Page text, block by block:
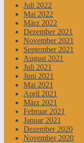
Juli 2022
Mai 2022
März 2022
Dezember 2021
November 2021
September 2021
August 2021
Juli 2021
Juni 2021
Mai 2021
April 2021
März 2021
Februar 2021
Januar 2021
Dezember 2020
November 2020